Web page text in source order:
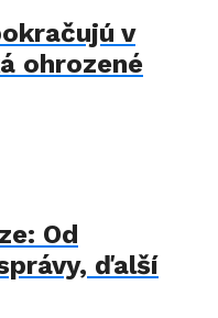
v
ohrozené
Od
ďalší